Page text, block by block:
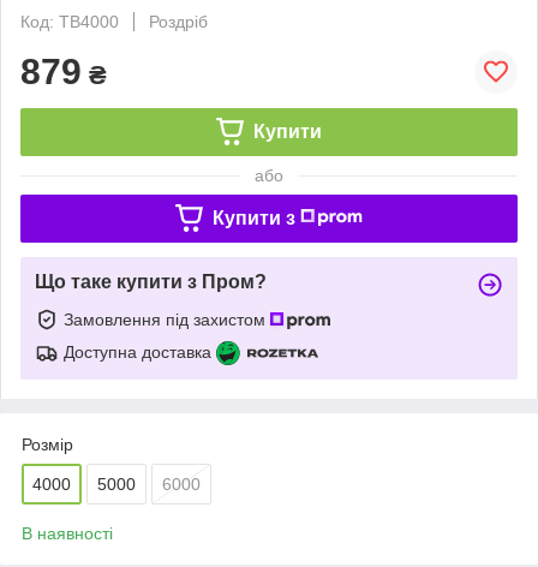
Код: TB4000
Роздріб
879 ₴
Купити
або
Купити з
Що таке купити з Пром?
Замовлення під захистом
Доступна доставка
Розмір
4000 5000 6000
В наявності